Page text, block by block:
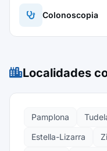
Colonoscopia
Localidades
Pamplona
Estella-Lizarra